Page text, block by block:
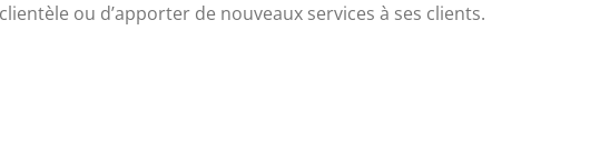
ou d’apporter de nouveaux services à ses clients.